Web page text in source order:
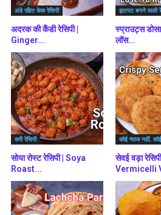
अंडे रहित केक रेसिपी
अदरक की कैंडी रेसिपी |
Ginger...
झटपट बनने वाली
स्प्राउट्स
लॉस...
करी रेसिपी
सोया रोस्ट रेसिपी | Soya
Roast...
कोई प्याज नहीं,
सेवई वड़ा रेसिपी
Vermicelli